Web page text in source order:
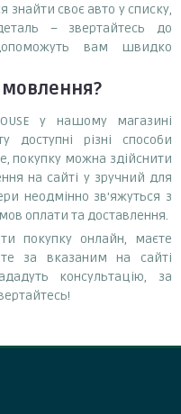
знайти своє авто у списку,
– звертайтесь до
вам швидко
у нашому магазині
доступні різні способи
покупку можна здійснити
на сайті у зручний для
неодмінно зв'яжуться з
оплати та доставлення.
покупку онлайн, маєте
за вказаним на сайті
консультацію, за